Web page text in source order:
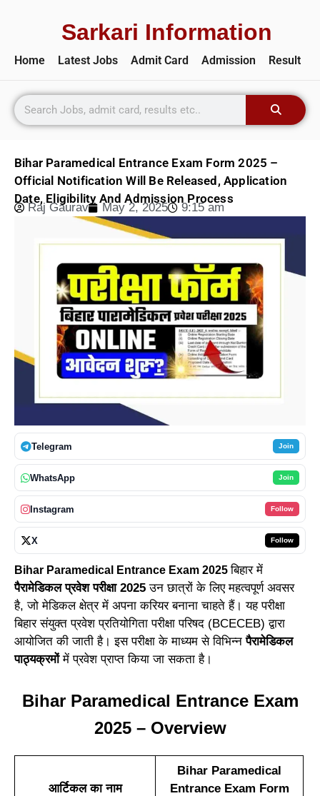
Sarkari Information
Home Latest Jobs Admit Card Admission Result
Bihar Paramedical Entrance Exam Form 2025 –
Official Notification Will Be Released, Application
Date, Eligibility And Admission Process
Raj Gaurav May 2, 2025 9:15 am
Telegram Join
WhatsApp Join
Instagram Follow
X Follow
Bihar Paramedical Entrance Exam 2025बिहार में
पैरामेडिकल प्रवेश परीक्षा 2025 उन छात्रों के लिए महत्वपूर्ण अवसर
है, जो मेडिकल क्षेत्र में अपना करियर बनाना चाहते हैं। यह परीक्षा
बिहार संयुक्त प्रवेश प्रतियोगिता परीक्षा परिषद (BCECEB) द्वारा
आयोजित की जाती है। इस परीक्षा के माध्यम से विभिन्नपैरामेडिकल
पाठ्यक्रमोंमें प्रवेश प्राप्त किया जा सकता है।
Bihar Paramedical Entrance Exam
2025 – Overview
आर्टिकल का नाम
Bihar Paramedical
Entrance Exam Form